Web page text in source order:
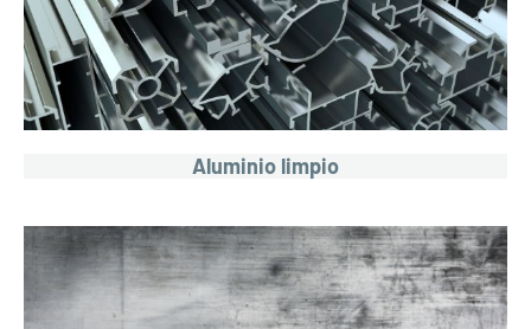
Aluminio limpio